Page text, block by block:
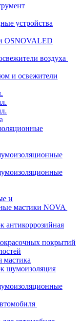
устройства
OSNOVALED
воздуха
и освежители
и
мастики NOVA
антикоррозийная
покрытий
мастика
шумоизоляция